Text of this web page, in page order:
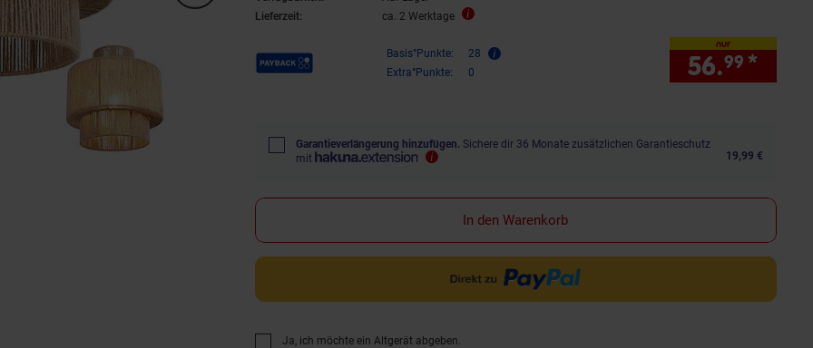
Lieferzeit:
ca. 2 Werktage
Payback Punkte Basis°Punkte:
28
Extra°Punkte:
0
nur
56.99 *
Garantieverlängerung hinzufügen. Sichere dir 36 Monate zusätzlichen Garantieschutz
mit
19,99 €
In den Warenkorb
Ja, ich möchte ein Altgerät abgeben.